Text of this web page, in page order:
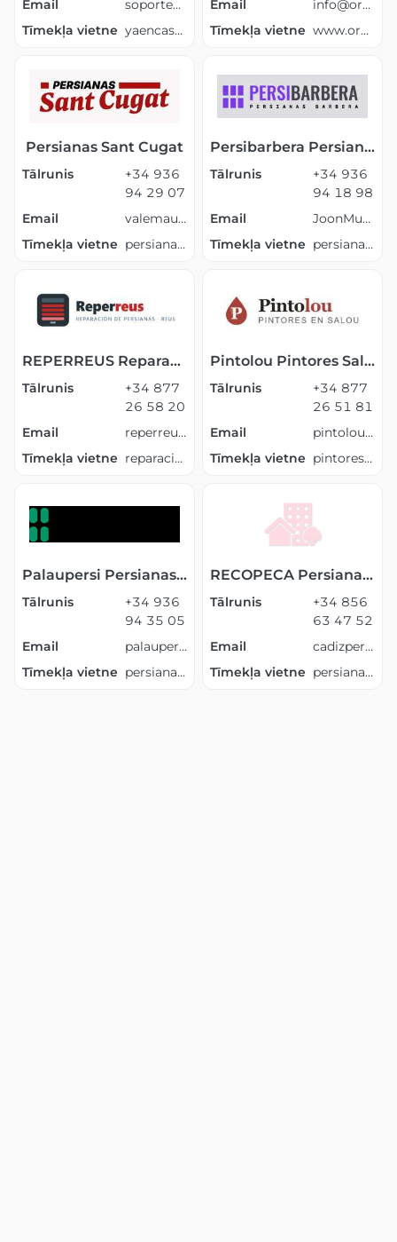
Email
soporte@yaencasa.pro
Tīmekļa vietne
yaencasa.com
Email
info@orbital-group.es
Tīmekļa vietne
www.orbital-group.es
Persianas Sant Cugat
Tālrunis
+34 936
94 29 07
Email
valemaurisantyMartinucci@gmail.com
Tīmekļa vietne
persianassantcugat.com
Persibarbera Persianas Barberà del Vallès
Tālrunis
+34 936
94 18 98
Email
JoonMudz@gmail.com
Tīmekļa vietne
persianasbarberadelvalles.es
REPERREUS Reparación Persianas Reus
Tālrunis
+34 877
26 58 20
Email
reperreus@gmail.com
Tīmekļa vietne
reparacionpersianasreus.es
Pintolou Pintores Salou
Tālrunis
+34 877
26 51 81
Email
pintolousalou@gmail.com
Tīmekļa vietne
pintoressalou.es
Palaupersi Persianas Palau Solita i Plegamans
Tālrunis
+34 936
94 35 05
Email
palaupersi@gmail.com
Tīmekļa vietne
persianaspalausolitaiplegamants.es
RECOPECA Persianas Cádiz
Tālrunis
+34 856
63 47 52
Email
cadizpersianas@gmail.com
Tīmekļa vietne
persianas-cadiz.es